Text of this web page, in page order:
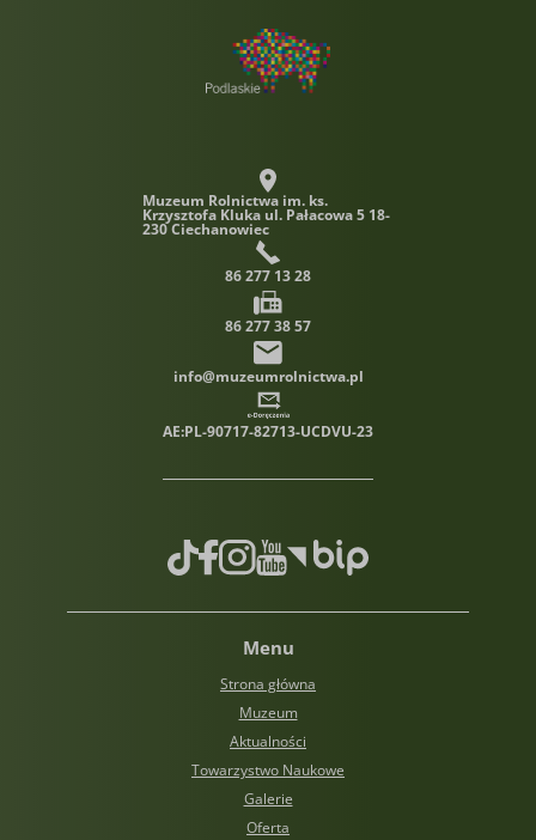
Muzeum Rolnictwa im. ks.
Krzysztofa Kluka ul. Pałacowa 5 18-
230 Ciechanowiec
86 277 13 28
86 277 38 57
info@muzeumrolnictwa.pl
AE:PL-90717-82713-UCDVU-23
TikTokFacebook
Instagram
Youtube
Biuletyn informacji
Menu
Strona główna
Muzeum
Aktualności
Towarzystwo Naukowe
Galerie
Oferta